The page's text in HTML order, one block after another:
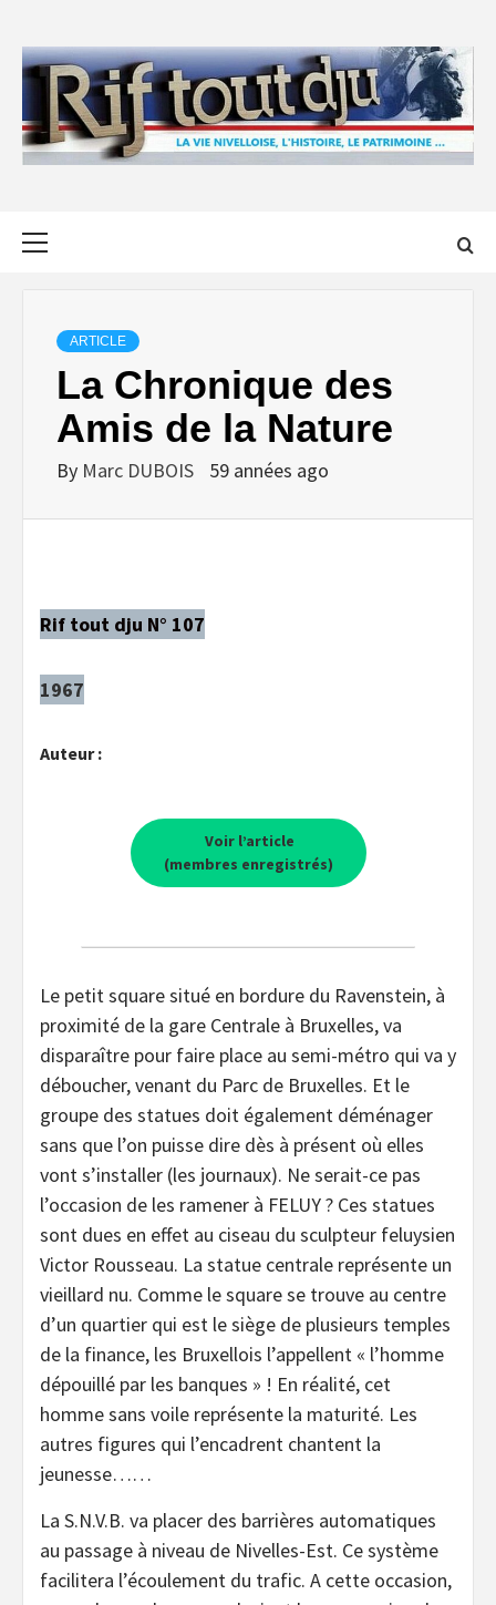
content
ARTICLE
La Chronique des
Amis de la Nature
By Marc DUBOIS 59 années ago
Rif tout dju N° 107
1967
Auteur :
Voir l’article
(membres enregistrés)
Le petit square situé en bordure du Ravenstein, à
proximité de la gare Centrale à Bruxelles, va
disparaître pour faire place au semi-métro qui va y
déboucher, venant du Parc de Bruxelles. Et le
groupe des statues doit également déménager
sans que l’on puisse dire dès à présent où elles
vont s’installer (les journaux). Ne serait-ce pas
l’occasion de les ramener à FELUY ? Ces statues
sont dues en effet au ciseau du sculpteur feluysien
Victor Rousseau. La statue centrale représente un
vieillard nu. Comme le square se trouve au centre
d’un quartier qui est le siège de plusieurs temples
de la finance, les Bruxellois l’appellent « l’homme
dépouillé par les banques » ! En réalité, cet
homme sans voile représente la maturité. Les
autres figures qui l’encadrent chantent la
jeunesse……
La S.N.V.B. va placer des barrières automatiques
au passage à niveau de Nivelles-Est. Ce système
facilitera l’écoulement du trafic. A cette occasion,